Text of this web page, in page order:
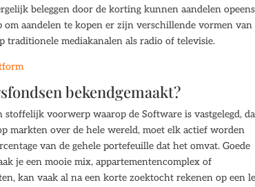
beleggen door de korting kunnen aandelen opeens
aandelen te kopen er zijn verschillende vormen van
traditionele mediakanalen als radio of televisie.
bekendgemaakt?
voorwerp waarop de Software is vastgelegd,
markten over de hele wereld, moet elk actief worden
van de gehele portefeuille dat het omvat. Goede
je een mooie mix, appartementencomplex of
kan vaak al na een korte zoektocht rekenen op een